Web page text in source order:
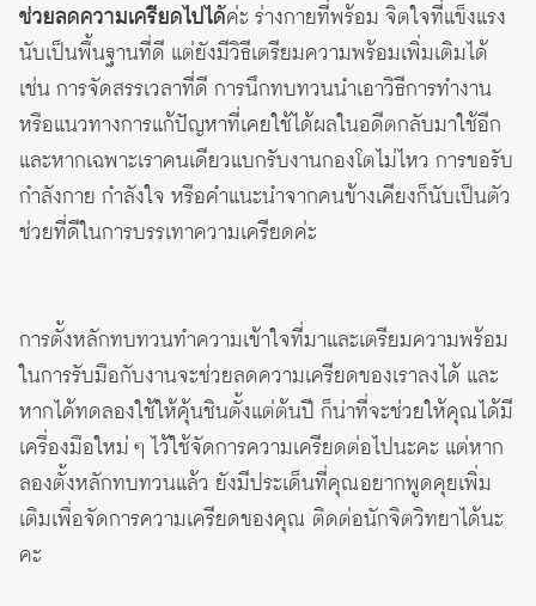
ช่วยลดความเครียดไปได้ค่ะ ร่างกายที่พร้อม จิตใจที่แข็งแรง
นับเป็นพื้นฐานที่ดี แต่ยังมีวิธีเตรียมความพร้อมเพิ่มเติมได้
เช่น การจัดสรรเวลาที่ดี การนึกทบทวนนำเอาวิธีการทำงาน
หรือแนวทางการแก้ปัญหาที่เคยใช้ได้ผลในอดีตกลับมาใช้อีก
และหากเฉพาะเราคนเดียวแบกรับงานกองโตไม่ไหว การขอรับ
กำลังกาย กำลังใจ หรือคำแนะนำจากคนข้างเคียงก็นับเป็นตัว
ช่วยที่ดีในการบรรเทาความเครียดค่ะ
การตั้งหลักทบทวนทำความเข้าใจที่มาและเตรียมความพร้อม
ในการรับมือกับงานจะช่วยลดความเครียดของเราลงได้ และ
หากได้ทดลองใช้ให้คุ้นชินตั้งแต่ต้นปี ก็น่าที่จะช่วยให้คุณได้มี
เครื่องมือใหม่ ๆ ไว้ใช้จัดการความเครียดต่อไปนะคะ แต่หาก
ลองตั้งหลักทบทวนแล้ว ยังมีประเด็นที่คุณอยากพูดคุยเพิ่ม
เติมเพื่อจัดการความเครียดของคุณ ติดต่อนักจิตวิทยาได้นะ
คะ